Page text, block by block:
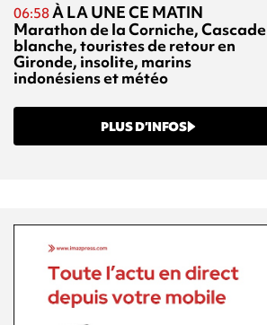
06:58À LA UNE CE MATIN
Marathon de la Corniche, Cascade
blanche, touristes de retour en
Gironde, insolite, marins
indonésiens et météo
PLUS D’INFOS